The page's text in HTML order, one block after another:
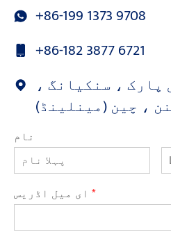
+86-199 1373 9708
+86-182 3877 6721
، سنکیانگ ،
، چین (مینلینڈ)
نام
*